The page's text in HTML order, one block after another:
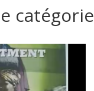
catégorie